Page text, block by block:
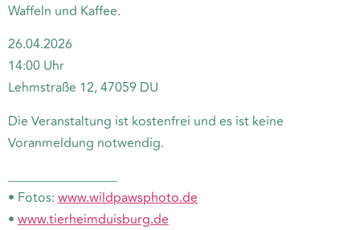
Waffeln und Kaffee.
26.04.2026
14:00 Uhr
Lehmstraße 12, 47059 DU
Die Veranstaltung ist kostenfrei und es ist keine
Voranmeldung notwendig.
_________________
• Fotos: www.wildpawsphoto.de
• www.tierheimduisburg.de